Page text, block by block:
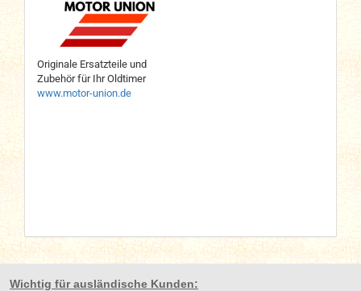
Originale Ersatzteile und
Zubehör für Ihr Oldtimer
www.motor-union.de
Wichtig für ausländische Kunden: